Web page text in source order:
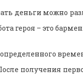
деньги можно
героя – это бармен.
получения